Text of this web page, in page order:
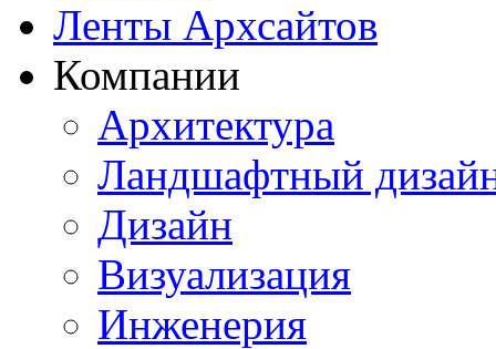
Ленты Архсайтов
Компании
Архитектура
Ландшафтный
Дизайн
Визуализация
Инженерия